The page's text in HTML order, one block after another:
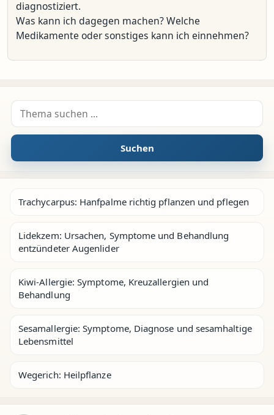
diagnostiziert.
Was kann ich dagegen machen? Welche
Medikamente oder sonstiges kann ich einnehmen?
Suche nach:
Suchen
Trachycarpus: Hanfpalme richtig pflanzen und pflegen
Lidekzem: Ursachen, Symptome und Behandlung
entzündeter Augenlider
Kiwi-Allergie: Symptome, Kreuzallergien und
Behandlung
Sesamallergie: Symptome, Diagnose und sesamhaltige
Lebensmittel
Wegerich: Heilpflanze